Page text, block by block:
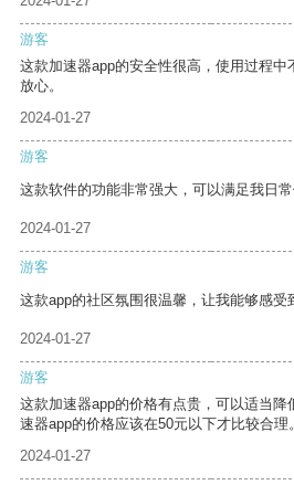
游客
这款加速器app的安全性很高，使用过程中
放心。
2024-01-27
游客
这款软件的功能非常强大，可以满足我日常
2024-01-27
游客
这款app的社区氛围很温馨，让我能够感受
2024-01-27
游客
这款加速器app的价格有点贵，可以适当降
速器app的价格应该在50元以下才比较合理。
2024-01-27